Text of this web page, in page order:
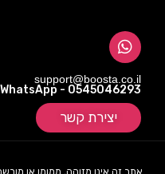
support@boosta.co.il
WhatsApp - 0545046293
יצירת קשר